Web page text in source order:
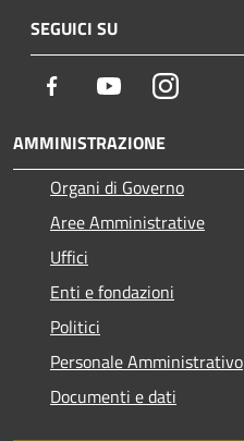
SEGUICI SU
Facebook YoutubeInstagram
AMMINISTRAZIONE
Organi di Governo
Aree Amministrative
Uffici
Enti e fondazioni
Politici
Personale Amministrativo
Documenti e dati